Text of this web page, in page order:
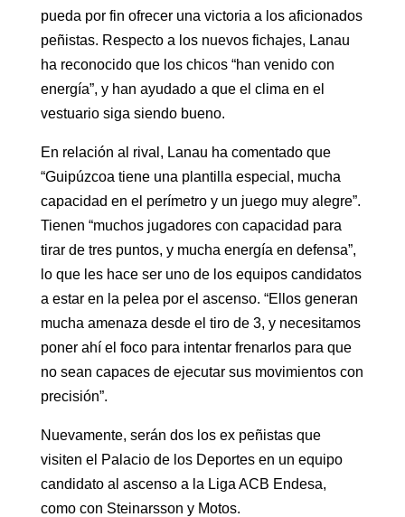
pueda por fin ofrecer una victoria a los aficionados
peñistas. Respecto a los nuevos fichajes, Lanau
ha reconocido que los chicos “han venido con
energía”, y han ayudado a que el clima en el
vestuario siga siendo bueno.
En relación al rival, Lanau ha comentado que
“Guipúzcoa tiene una plantilla especial, mucha
capacidad en el perímetro y un juego muy alegre”.
Tienen “muchos jugadores con capacidad para
tirar de tres puntos, y mucha energía en defensa”,
lo que les hace ser uno de los equipos candidatos
a estar en la pelea por el ascenso. “Ellos generan
mucha amenaza desde el tiro de 3, y necesitamos
poner ahí el foco para intentar frenarlos para que
no sean capaces de ejecutar sus movimientos con
precisión”.
Nuevamente, serán dos los ex peñistas que
visiten el Palacio de los Deportes en un equipo
candidato al ascenso a la Liga ACB Endesa,
como con Steinarsson y Motos.